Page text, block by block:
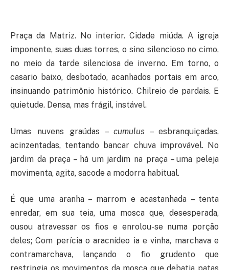
Praça da Matriz. No interior. Cidade miúda. A igreja
imponente, suas duas torres, o sino silencioso no cimo,
no meio da tarde silenciosa de inverno. Em torno, o
casario baixo, desbotado, acanhados portais em arco,
insinuando patrimônio histórico. Chilreio de pardais. E
quietude. Densa, mas frágil, instável.
Umas nuvens graúdas – cumulus – esbranquiçadas,
acinzentadas, tentando bancar chuva improvável. No
jardim da praça – há um jardim na praça – uma peleja
movimenta, agita, sacode a modorra habitual.
É que uma aranha – marrom e acastanhada – tenta
enredar, em sua teia, uma mosca que, desesperada,
ousou atravessar os fios e enrolou-se numa porção
deles; Com perícia o aracnídeo ia e vinha, marchava e
contramarchava, lançando o fio grudento que